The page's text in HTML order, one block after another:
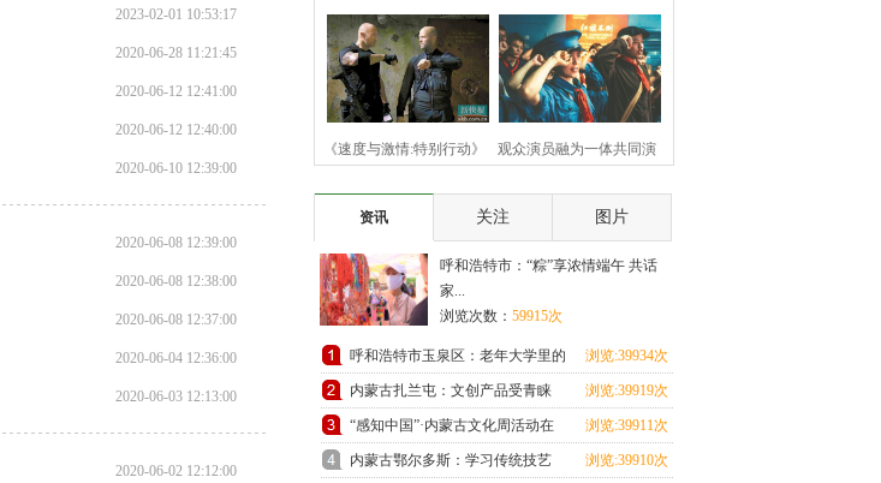
2023-02-01 10:53:17
2020-06-28 11:21:45
2020-06-12 12:41:00
2020-06-12 12:40:00
2020-06-10 12:39:00
2020-06-08 12:39:00
2020-06-08 12:38:00
2020-06-08 12:37:00
2020-06-04 12:36:00
2020-06-03 12:13:00
2020-06-02 12:12:00
耕 育美童心 多斯：针尖上
《速度与激情:特别行动》 观众演员融为一体共同演
资讯
关注 图片
呼和浩特市：“粽”享浓情端午 共话
家...
浏览次数： 59915次
呼和浩特市玉泉区：老年大学里的
幸福“夕阳红”
浏览:39934次
内蒙古扎兰屯：文创产品受青睐 浏览:39919次
“感知中国”·内蒙古文化周活动在
乌兰巴托启动
浏览:39911次
内蒙古鄂尔多斯：学习传统技艺
浏览:39910次